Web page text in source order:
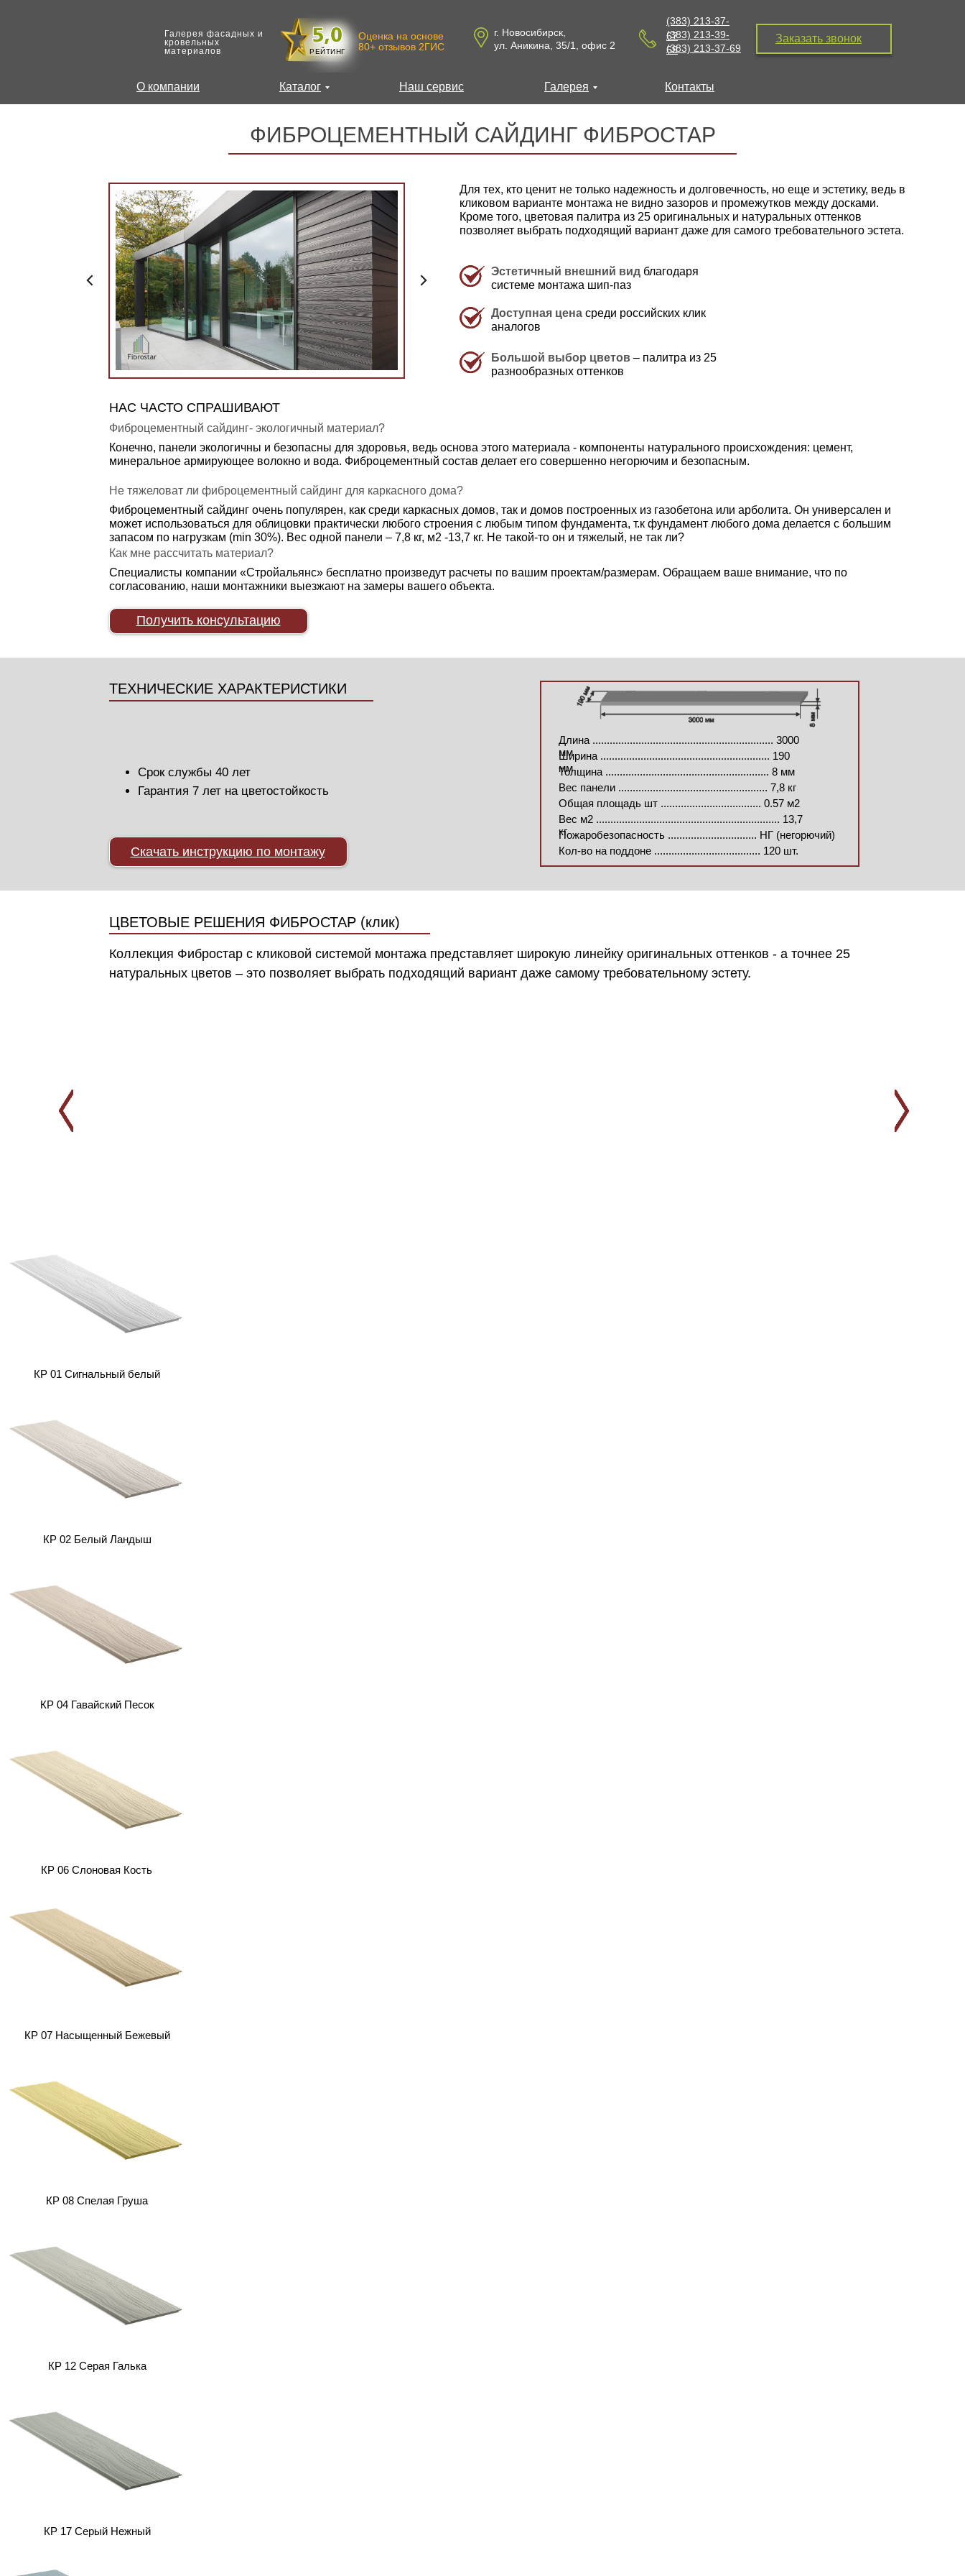
Галерея фасадных и
кровельных
материалов
Заказать звонок
Каталог Галерея Контакты
О компании Наш сервис
г. Новосибирск,
ул. Аникина, 35/1, офис 2
(383) 213-39-
69
(383) 213-37-
67
(383) 213-37-69
РЕЙТИНГ
Оценка на основе
80+ отзывов 2ГИС
ФИБРОЦЕМЕНТНЫЙ САЙДИНГ ФИБРОСТАР
Для тех, кто ценит не только надежность и долговечность, но еще и эстетику, ведь в
кликовом варианте монтажа не видно зазоров и промежутков между досками.
Кроме того, цветовая палитра из 25 оригинальных и натуральных оттенков
позволяет выбрать подходящий вариант даже для самого требовательного эстета.
Фиброцементный сайдинг- экологичный материал?
Как мне рассчитать материал?
Специалисты компании «Стройальянс» бесплатно произведут расчеты по вашим проектам/размерам. Обращаем ваше внимание, что по
согласованию, наши монтажники выезжают на замеры вашего объекта.
Получить консультацию
Конечно, панели экологичны и безопасны для здоровья, ведь основа этого материала - компоненты натурального происхождения: цемент,
минеральное армирующее волокно и вода. Фиброцементный состав делает его совершенно негорючим и безопасным.
Не тяжеловат ли фиброцементный сайдинг для каркасного дома?
Фиброцементный сайдинг очень популярен, как среди каркасных домов, так и домов построенных из газобетона или арболита. Он универсален и
может использоваться для облицовки практически любого строения с любым типом фундамента, т.к фундамент любого дома делается с большим
запасом по нагрузкам (min 30%). Вес одной панели – 7,8 кг, м2 -13,7 кг. Не такой-то он и тяжелый, не так ли?
Эстетичный внешний вид благодаря
системе монтажа шип-паз
Доступная цена среди российских клик
аналогов
Большой выбор цветов – палитра из 25
разнообразных оттенков
НАС ЧАСТО СПРАШИВАЮТ
Срок службы 40 лет
Гарантия 7 лет на цветостойкость
ТЕХНИЧЕСКИЕ ХАРАКТЕРИСТИКИ
Длина ............................................................... 3000
мм
Ширина ........................................................... 190
мм
Толщина ......................................................... 8 мм
Вес панели .................................................... 7,8 кг
Скачать инструкцию по монтажу
Общая площадь шт ................................... 0.57 м2
Вес м2 ................................................................ 13,7
кг
Пожаробезопасность ............................... НГ (негорючий)
Кол-во на поддоне ..................................... 120 шт.
ЦВЕТОВЫЕ РЕШЕНИЯ ФИБРОСТАР (клик)
Коллекция Фибростар с кликовой системой монтажа представляет широкую линейку оригинальных оттенков - а точнее 25
натуральных цветов – это позволяет выбрать подходящий вариант даже самому требовательному эстету.
Скачать инструкцию
КP 01 Сигнальный белый
КP 02 Белый Ландыш
КP 04 Гавайский Песок
КP 06 Слоновая Кость
КP 07 Насыщенный Бежевый
КP 08 Спелая Груша
КP 12 Серая Галька
КP 17 Серый Нежный